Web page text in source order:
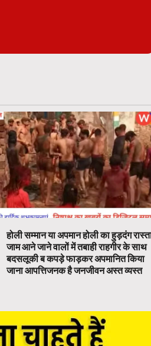
होली सम्मान या अपमान होली का हुड़दंग
जाम आने जाने वालों में तबाही राहगीर के साथ
बदसलूकी ब कपड़े फाड़कर अपमानित किया
जाना आपत्तिजनक है जनजीवन अस्त व्यस्त